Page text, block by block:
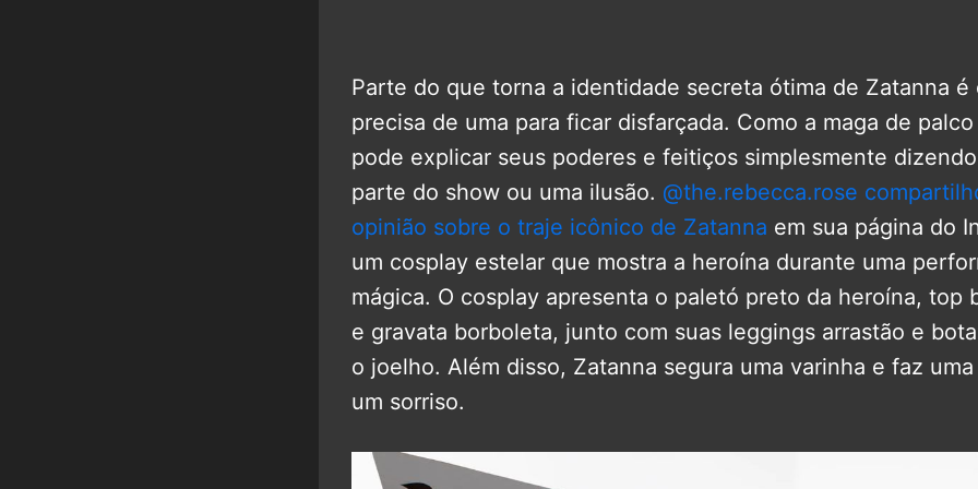
Parte do que torna a identidade secreta ótima de Zatanna é
precisa de uma para ficar disfarçada. Como a maga de
pode explicar seus poderes e feitiços simplesmente
parte do show ou uma ilusão. @the.rebecca.rose
opinião sobre o traje icônico de Zatanna em sua página do
um cosplay estelar que mostra a heroína durante uma
mágica. O cosplay apresenta o paletó preto da heroína, top
e gravata borboleta, junto com suas leggings arrastão e
o joelho. Além disso, Zatanna segura uma varinha e faz
um sorriso.